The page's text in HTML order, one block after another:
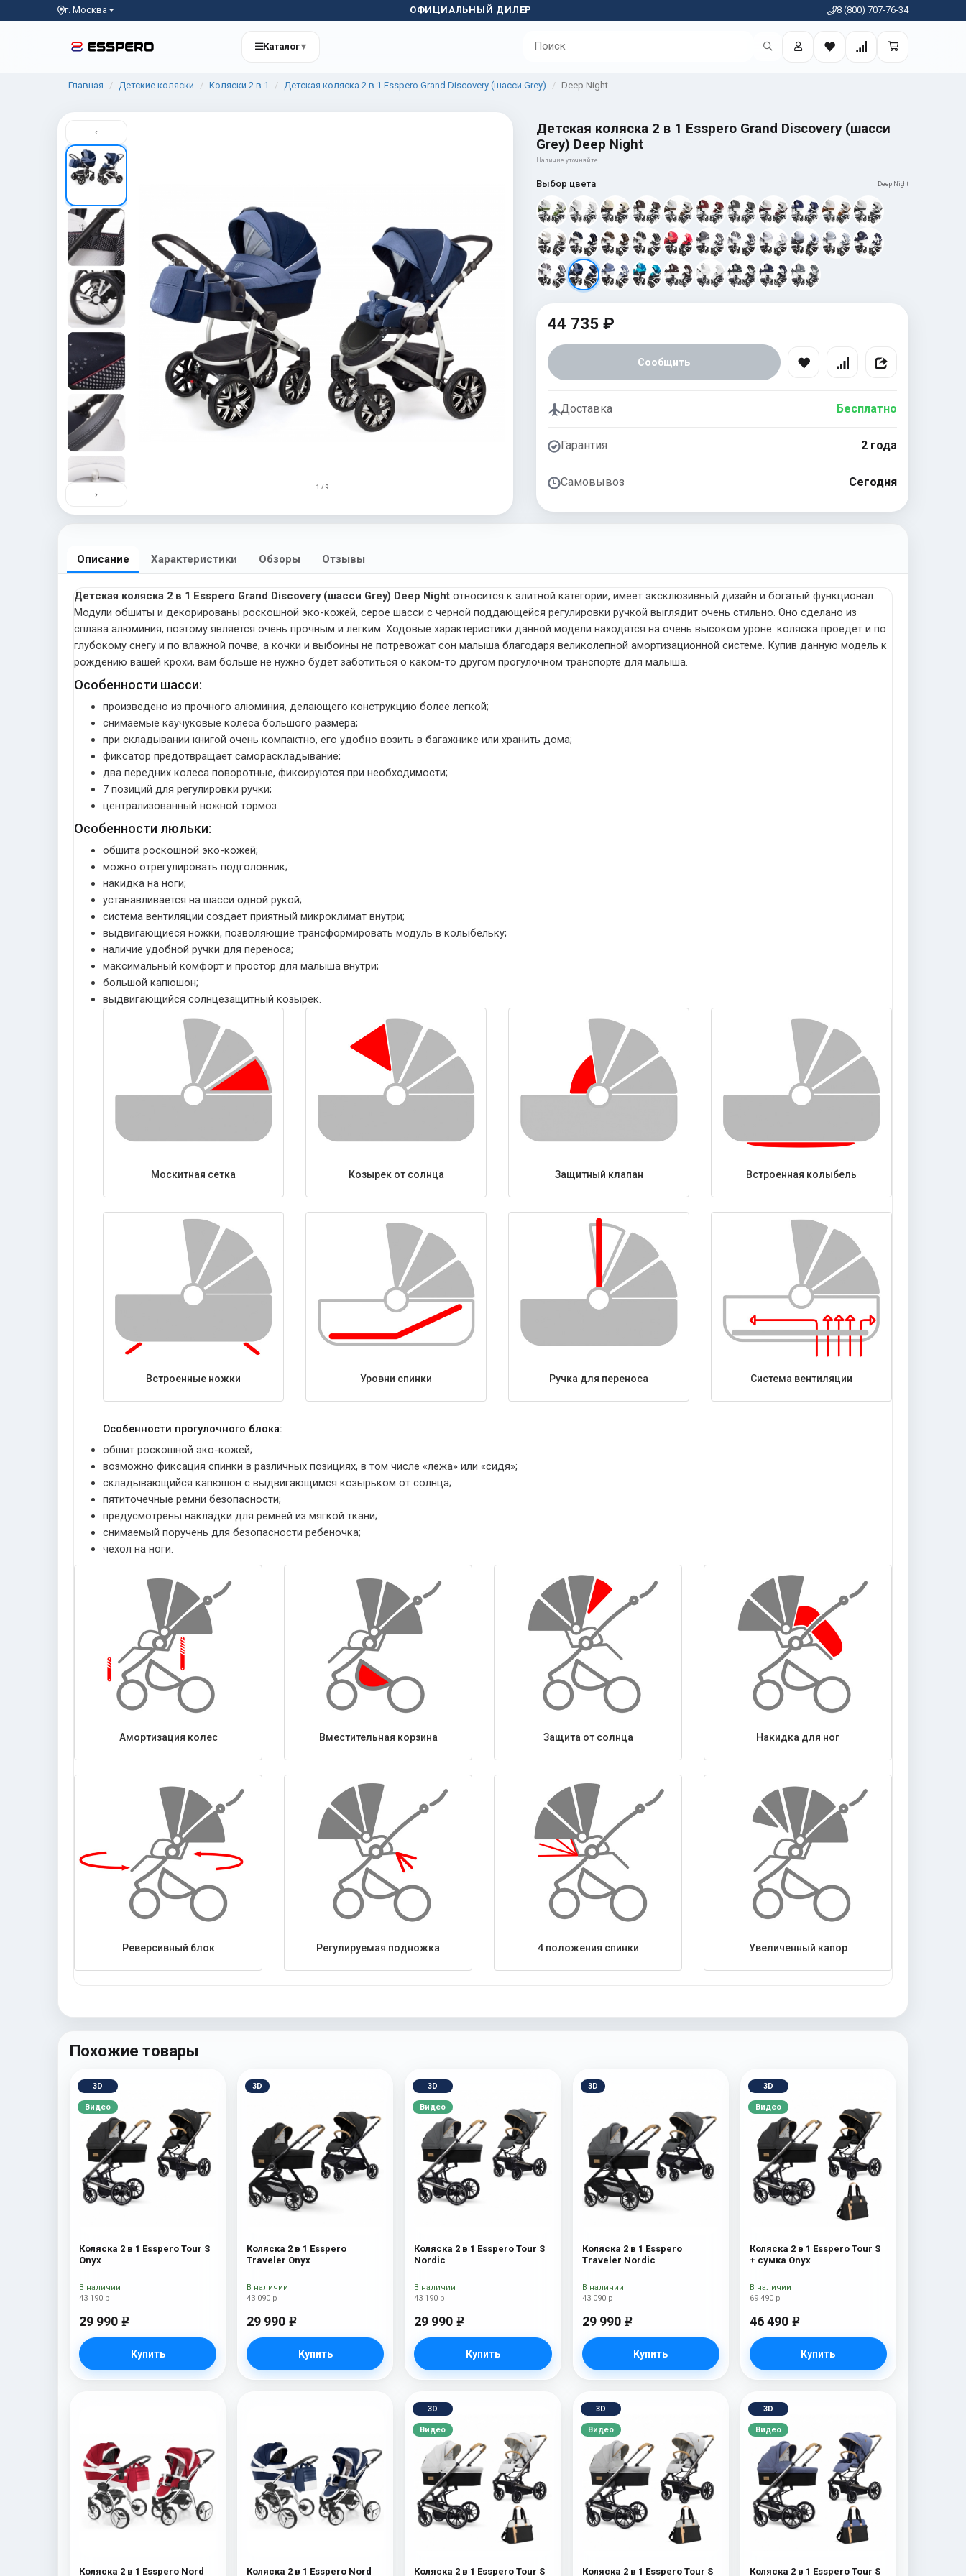
г. Москва ОФИЦИАЛЬНЫЙ ДИЛЕР 8 (800) 707-76-34
Каталог▾
Главная Детские коляски Коляски 2 в 1 Детская коляска 2 в 1 Esspero Grand Discovery (шасси Grey) Deep Night
‹
›
1 / 9
Детская коляска 2 в 1 Esspero Grand Discovery (шасси
Grey) Deep Night
Наличие уточняйте
Выбор цвета Deep Night
44 735 ₽
Сообщить
Доставка Бесплатно
Гарантия 2 года
Самовывоз Сегодня
Описание Характеристики Обзоры Отзывы
Детская коляска 2 в 1 Esspero Grand Discovery (шасси Grey) Deep Night относится к элитной категории, имеет эксклюзивный дизайн и богатый функционал.
Модули обшиты и декорированы роскошной эко-кожей, серое шасси с черной поддающейся регулировки ручкой выглядит очень стильно. Оно сделано из
сплава алюминия, поэтому является очень прочным и легким. Ходовые характеристики данной модели находятся на очень высоком уроне: коляска проедет и по
глубокому снегу и по влажной почве, а кочки и выбоины не потревожат сон малыша благодаря великолепной амортизационной системе. Купив данную модель к
рождению вашей крохи, вам больше не нужно будет заботиться о каком-то другом прогулочном транспорте для малыша.
Особенности шасси:
произведено из прочного алюминия, делающего конструкцию более легкой;
снимаемые каучуковые колеса большого размера;
при складывании книгой очень компактно, его удобно возить в багажнике или хранить дома;
фиксатор предотвращает самораскладывание;
два передних колеса поворотные, фиксируются при необходимости;
7 позиций для регулировки ручки;
централизованный ножной тормоз.
Особенности люльки:
обшита роскошной эко-кожей;
можно отрегулировать подголовник;
накидка на ноги;
устанавливается на шасси одной рукой;
система вентиляции создает приятный микроклимат внутри;
выдвигающиеся ножки, позволяющие трансформировать модуль в колыбельку;
наличие удобной ручки для переноса;
максимальный комфорт и простор для малыша внутри;
большой капюшон;
выдвигающийся солнцезащитный козырек.
Москитная сетка Козырек от солнца Защитный клапан Встроенная колыбель
Встроенные ножки Уровни спинки Ручка для переноса Система вентиляции
Особенности прогулочного блока:
обшит роскошной эко-кожей;
возможно фиксация спинки в различных позициях, в том числе «лежа» или «сидя»;
складывающийся капюшон с выдвигающимся козырьком от солнца;
пятиточечные ремни безопасности;
предусмотрены накладки для ремней из мягкой ткани;
снимаемый поручень для безопасности ребеночка;
чехол на ноги.
Амортизация колес Вместительная корзина Защита от солнца Накидка для ног
Реверсивный блок Регулируемая подножка 4 положения спинки Увеличенный капор
Похожие товары
3D
Видео
Коляска 2 в 1 Esspero Tour S
Onyx
43 190 р
29 990 e
Купить
В наличии
3D
Коляска 2 в 1 Esspero
Traveler Onyx
43 090 р
29 990 e
Купить
В наличии
3D
Видео
Коляска 2 в 1 Esspero Tour S
Nordic
43 190 р
29 990 e
Купить
В наличии
3D
Коляска 2 в 1 Esspero
Traveler Nordic
43 090 р
29 990 e
Купить
В наличии
3D
Видео
Коляска 2 в 1 Esspero Tour S
+ сумка Onyx
69 490 р
46 490 e
Купить
В наличии
Коляска 2 в 1 Esspero Nord Коляска 2 в 1 Esspero Nord
3D
Видео
Коляска 2 в 1 Esspero Tour S
3D
Видео
Коляска 2 в 1 Esspero Tour S
3D
Видео
Коляска 2 в 1 Esspero Tour S